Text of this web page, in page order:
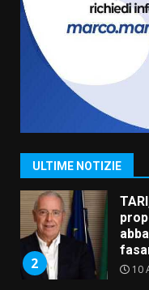
ULTIME NOTIZIE
8
1
2 10